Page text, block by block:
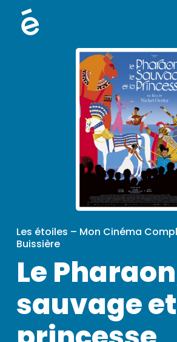
Les étoiles – Mon Cinéma
Buissière
Le
sauvage